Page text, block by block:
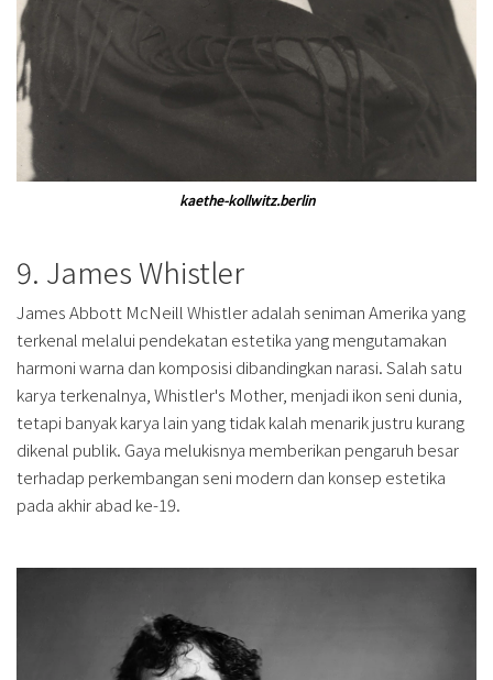
kaethe-kollwitz.berlin
9. James Whistler
James Abbott McNeill Whistler adalah seniman Amerika yang
terkenal melalui pendekatan estetika yang mengutamakan
harmoni warna dan komposisi dibandingkan narasi. Salah satu
karya terkenalnya, Whistler's Mother, menjadi ikon seni dunia,
tetapi banyak karya lain yang tidak kalah menarik justru kurang
dikenal publik. Gaya melukisnya memberikan pengaruh besar
terhadap perkembangan seni modern dan konsep estetika
pada akhir abad ke-19.